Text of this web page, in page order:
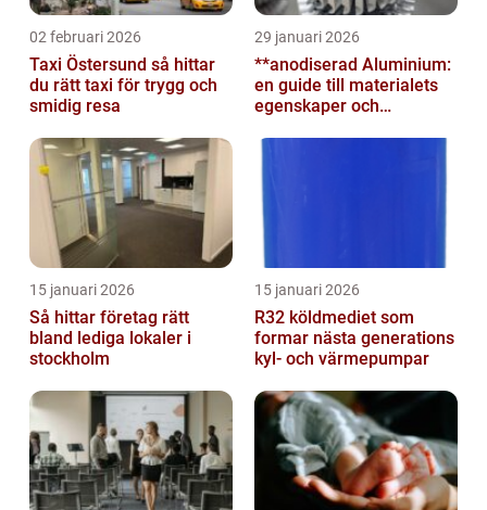
02 februari 2026
Taxi Östersund så hittar
du rätt taxi för trygg och
smidig resa
29 januari 2026
**anodiserad Aluminium:
en guide till materialets
egenskaper och
15 januari 2026
Så hittar företag rätt
bland lediga lokaler i
stockholm
15 januari 2026
R32 köldmediet som
formar nästa generations
kyl- och värmepumpar